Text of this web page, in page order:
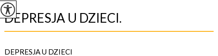
DEPRESJA U DZIECI.
DEPRESJA U DZIECI